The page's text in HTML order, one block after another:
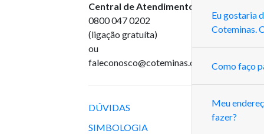
Central de Atendimento
0800 047 0202
(ligação gratuíta)
ou
faleconosco@coteminas.com.br
DÚVIDAS
SIMBOLOGIA
Eu gostaria
Coteminas.
Como faço
Meu
fazer?